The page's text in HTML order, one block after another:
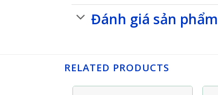
Đánh giá sản phẩm
RELATED PRODUCTS